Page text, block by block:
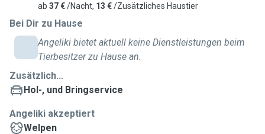
ab 37 €/Nacht, 13 €/Zusätzliches Haustier
Bei Dir zu Hause
Angeliki bietet aktuell keine Dienstleistungen beim
Tierbesitzer zu Hause an.
Zusätzlich...
Hol-, und Bringservice
Angeliki akzeptiert
Welpen